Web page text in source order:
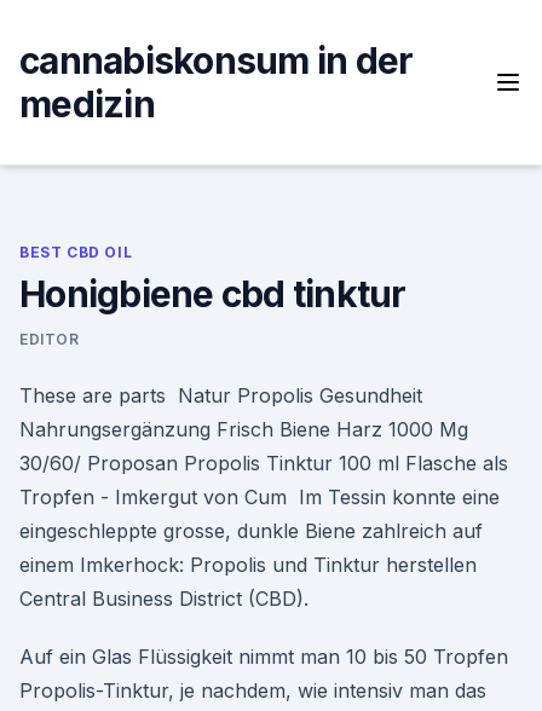
content
cannabiskonsum in der
medizin
BEST CBD OIL
Honigbiene cbd tinktur
EDITOR
These are parts Natur Propolis Gesundheit
Nahrungsergänzung Frisch Biene Harz 1000 Mg
30/60/ Proposan Propolis Tinktur 100 ml Flasche als
Tropfen - Imkergut von Cum Im Tessin konnte eine
eingeschleppte grosse, dunkle Biene zahlreich auf
einem Imkerhock: Propolis und Tinktur herstellen
Central Business District (CBD).
Auf ein Glas Flüssigkeit nimmt man 10 bis 50 Tropfen
Propolis-Tinktur, je nachdem, wie intensiv man das